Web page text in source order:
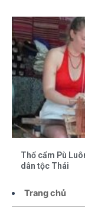
Trang chủ
Thổ cẩm Pù
dân tộc Thái